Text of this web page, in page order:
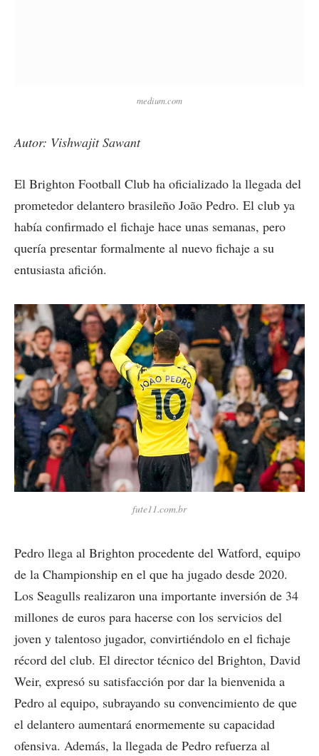
medium.com
Autor: Vishwajit Sawant
El Brighton Football Club ha oficializado la llegada del
prometedor delantero brasileño João Pedro. El club ya
había confirmado el fichaje hace unas semanas, pero
quería presentar formalmente al nuevo fichaje a su
entusiasta afición.
fute11.com.br
Pedro llega al Brighton procedente del Watford, equipo
de la Championship en el que ha jugado desde 2020.
Los Seagulls realizaron una importante inversión de 34
millones de euros para hacerse con los servicios del
joven y talentoso jugador, convirtiéndolo en el fichaje
récord del club. El director técnico del Brighton, David
Weir, expresó su satisfacción por dar la bienvenida a
Pedro al equipo, subrayando su convencimiento de que
el delantero aumentará enormemente su capacidad
ofensiva. Además, la llegada de Pedro refuerza al